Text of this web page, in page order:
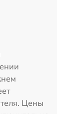
Цены